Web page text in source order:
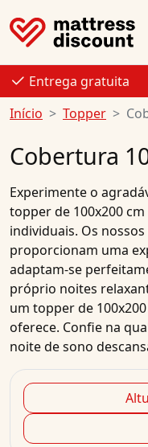
Entrega gratuita
Início
Topper
Cobertura
Experimente o
topper de 100x200
individuais. Os
proporcionam uma
adaptam-se
próprio noites
um topper de
oferece. Confie na
noite de sono